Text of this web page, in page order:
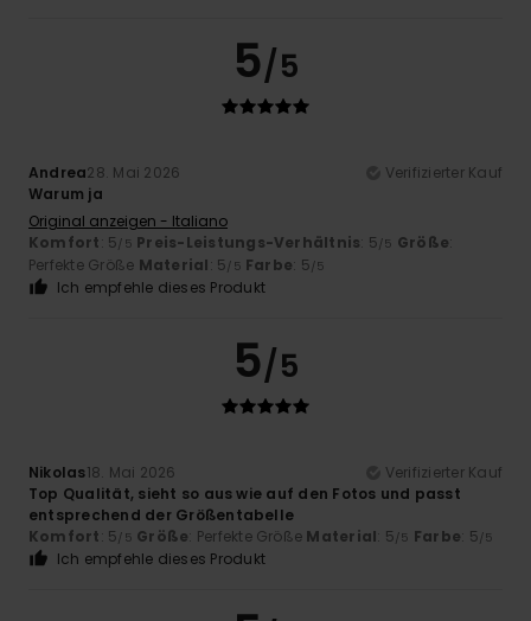
5/5
Andrea28. Mai 2026
Verifizierter Kauf
Warum ja
Original anzeigen - Italiano
Komfort: 5/5 Preis-Leistungs-Verhältnis: 5/5 Größe:
Perfekte Größe Material: 5/5 Farbe: 5/5
Ich empfehle dieses Produkt
5/5
Nikolas18. Mai 2026
Verifizierter Kauf
Top Qualität, sieht so aus wie auf den Fotos und passt
entsprechend der Größentabelle
Komfort: 5/5 Größe: Perfekte Größe Material: 5/5 Farbe: 5/5
Ich empfehle dieses Produkt